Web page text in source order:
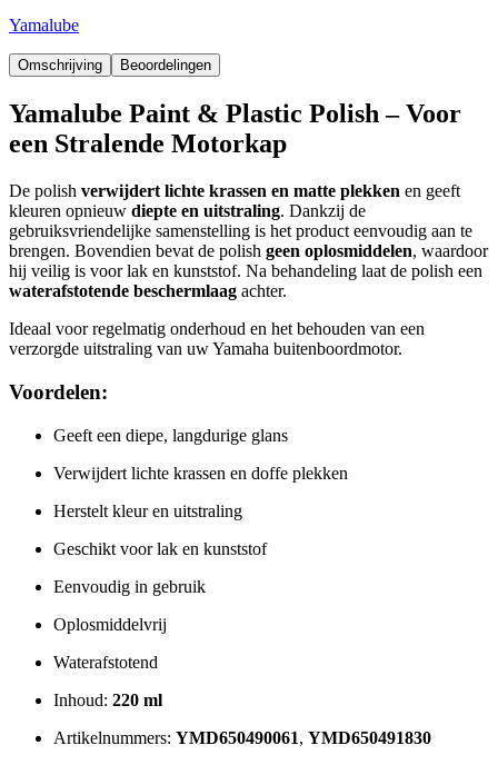
Yamalube
Omschrijving Beoordelingen
Yamalube Paint & Plastic Polish – Voor
een Stralende Motorkap
De polish verwijdert lichte krassen en matte plekken en geeft
kleuren opnieuw diepte en uitstraling. Dankzij de
gebruiksvriendelijke samenstelling is het product eenvoudig aan te
brengen. Bovendien bevat de polish geen oplosmiddelen, waardoor
hij veilig is voor lak en kunststof. Na behandeling laat de polish een
waterafstotende beschermlaag achter.
Ideaal voor regelmatig onderhoud en het behouden van een
verzorgde uitstraling van uw Yamaha buitenboordmotor.
Voordelen:
Geeft een diepe, langdurige glans
Verwijdert lichte krassen en doffe plekken
Herstelt kleur en uitstraling
Geschikt voor lak en kunststof
Eenvoudig in gebruik
Oplosmiddelvrij
Waterafstotend
Inhoud: 220 ml
Artikelnummers: YMD650490061, YMD650491830